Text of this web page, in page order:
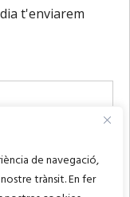
de navegació,
trànsit. En fer